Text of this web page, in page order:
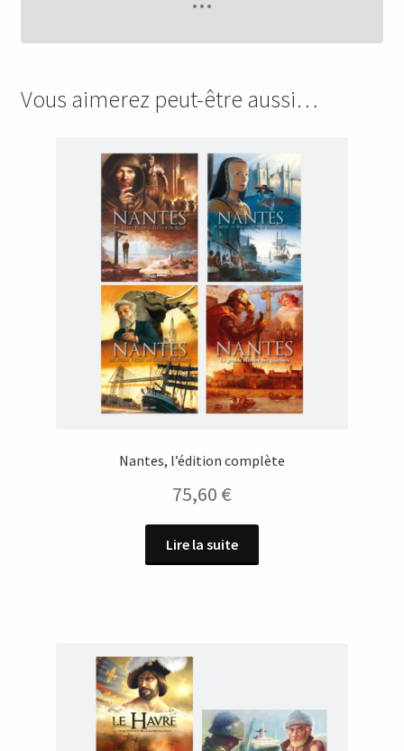
Vous aimerez peut-être aussi…
Nantes, l’édition complète
75,60 €
Lire la suite